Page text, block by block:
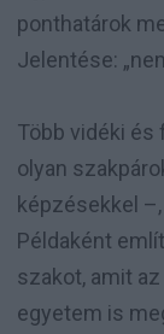
ponthatárok
Jelentése:
Több vidéki és
olyan
képzésekkel
Példaként
szakot, amit
egyetem is